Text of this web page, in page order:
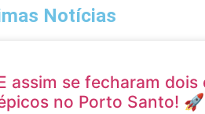
Notícias
assim se fecharam dois
no Porto Santo!